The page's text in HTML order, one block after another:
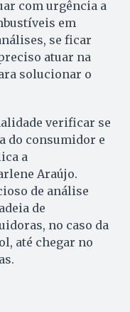
com urgência a
em
se ficar
atuar na
solucionar o
verificar se
do consumidor e
a
Araújo.
de análise
de
no caso da
até chegar no